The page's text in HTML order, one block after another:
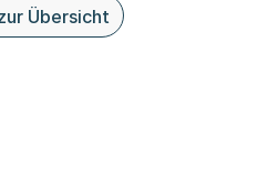
Übersicht